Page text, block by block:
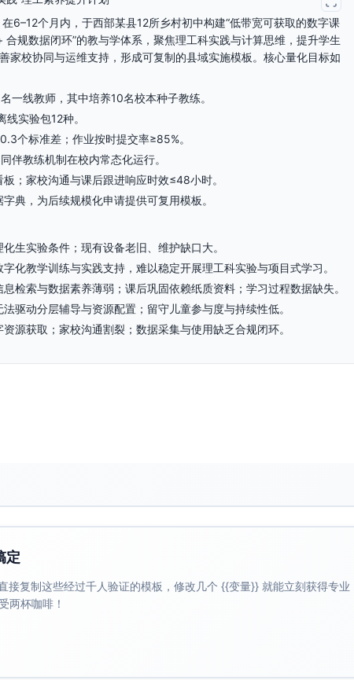
6–12个月内，于西部某县12所乡村初中构建“低带宽可获取的数字课
规数据闭环”的教与学体系，聚焦理工科实践与计算思维，提升学生
家校协同与运维支持，形成可复制的县域实施模板。核心量化目标如
一线教师，其中培养10名校本种子教练。
实验包12种。
个标准差；作业按时提交率≥85%。
伴教练机制在校内常态化运行。
；家校沟通与课后跟进响应时效≤48小时。
典，为后续规模化申请提供可复用模板。
生实验条件；现有设备老旧、维护缺口大。
化教学训练与实践支持，难以稳定开展理工科实验与项目式学习。
检索与数据素养薄弱；课后巩固依赖纸质资料；学习过程数据缺失。
驱动分层辅导与资源配置；留守儿童参与度与持续性低。
源获取；家校沟通割裂；数据采集与使用缺乏合规闭环。
—教练），结业考核覆盖教学设计、课堂实践与数据使用。
两周一次同伴观课/互评；10名种子教练负责带教与校内复训。
采集学习行为、作业提交、阶段性测评与教学活动数据，提供班级与
道，建立“≤48小时问题响应”SLA；对留守儿童设定“学习关怀清单”与
定
接复制这些经过千人验证的模板，修改几个 {{变量}} 就能立刻获得专业
两杯咖啡！